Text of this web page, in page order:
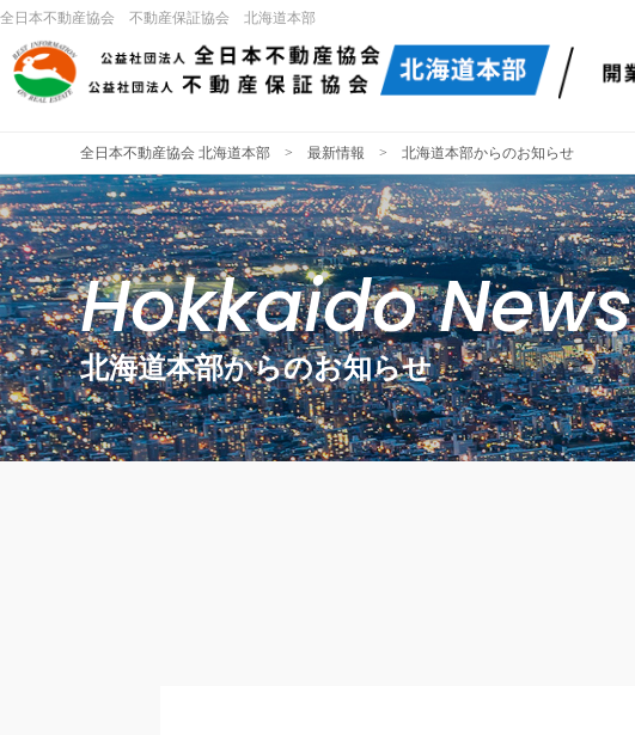
全日本不動産協会 不動産保証協会 北海道本部
全日本不動産協会 北海道本部 >最新情報 > 北海道本部からのお知らせ
Hokkaido News
北海道本部からのお知らせ